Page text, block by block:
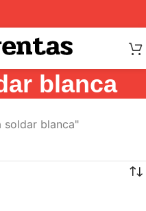
blanca
soldar blanca"